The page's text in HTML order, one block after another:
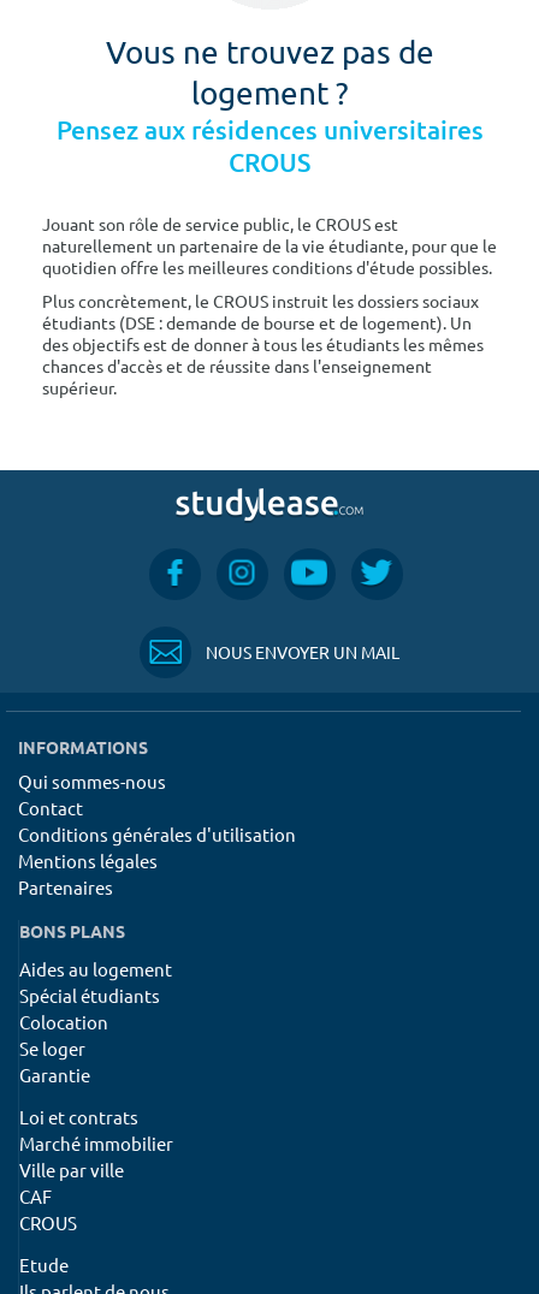
Vous ne trouvez pas de
logement ?
Pensez aux résidences universitaires
CROUS
Jouant son rôle de service public, le CROUS est
naturellement un partenaire de la vie étudiante, pour que le
quotidien offre les meilleures conditions d'étude possibles.
Plus concrètement, le CROUS instruit les dossiers sociaux
étudiants (DSE : demande de bourse et de logement). Un
des objectifs est de donner à tous les étudiants les mêmes
chances d'accès et de réussite dans l'enseignement
supérieur.
NOUS ENVOYER UN MAIL
INFORMATIONS
Qui sommes-nous
Contact
Conditions générales d'utilisation
Mentions légales
Partenaires
BONS PLANS
Aides au logement
Spécial étudiants
Colocation
Se loger
Garantie
Loi et contrats
Marché immobilier
Ville par ville
CAF
CROUS
Etude